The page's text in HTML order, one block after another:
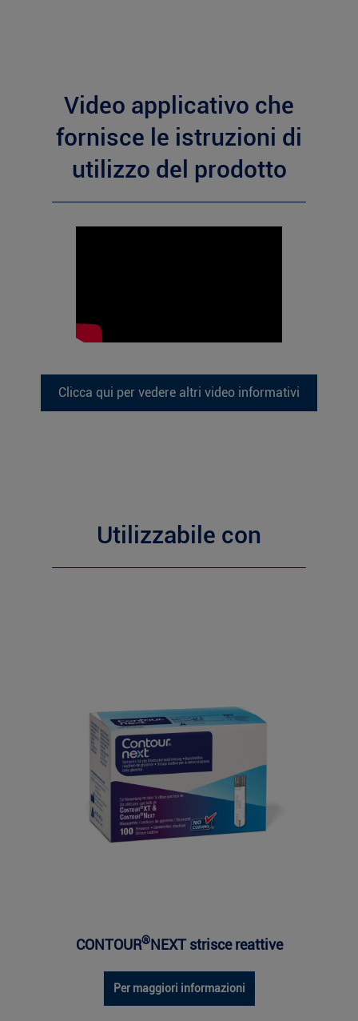
Video applicativo che
fornisce le istruzioni di
utilizzo del prodotto
Clicca qui per vedere altri video informativi
Utilizzabile con
CONTOUR®NEXT strisce reattive
Per maggiori informazioni